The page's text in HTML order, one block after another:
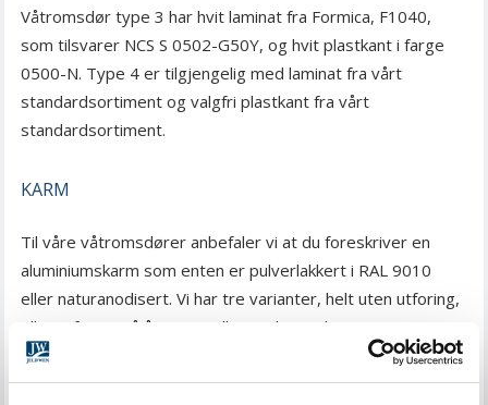
Våtromsdør type 3 har hvit laminat fra Formica, F1040,
som tilsvarer NCS S 0502-G50Y, og hvit plastkant i farge
0500-N. Type 4 er tilgjengelig med laminat fra vårt
standardsortiment og valgfri plastkant fra vårt
standardsortiment.
KARM
Til våre våtromsdører anbefaler vi at du foreskriver en
aluminiumskarm som enten er pulverlakkert i RAL 9010
eller naturanodisert. Vi har tre varianter, helt uten utforing,
eller utforing på åpnings- eller anslagssiden.
Aluminiumskarmen kan ikke utfores på begge sider. Som
standard leveres våtromsdører uten terskel, men som